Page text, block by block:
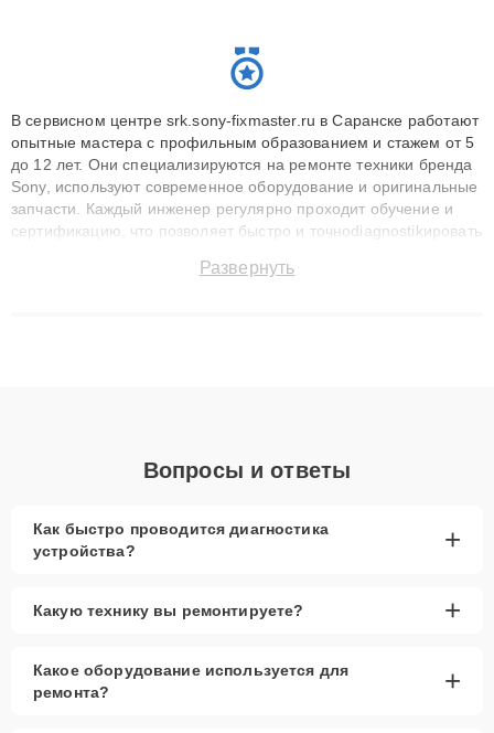
В сервисном центре srk.sony-fixmaster.ru в Саранске работают
опытные мастера с профильным образованием и стажем от 5
до 12 лет. Они специализируются на ремонте техники бренда
Sony, используют современное оборудование и оригинальные
запчасти. Каждый инженер регулярно проходит обучение и
сертификацию, что позволяет быстро и точноdiagnostikировать
до 3 лет. Наши мастера решают сложные случаи: от замены
Развернуть
Вопросы и ответы
Как быстро проводится диагностика
устройства?
+
Какую технику вы ремонтируете? +
Какое оборудование используется для
ремонта?
+